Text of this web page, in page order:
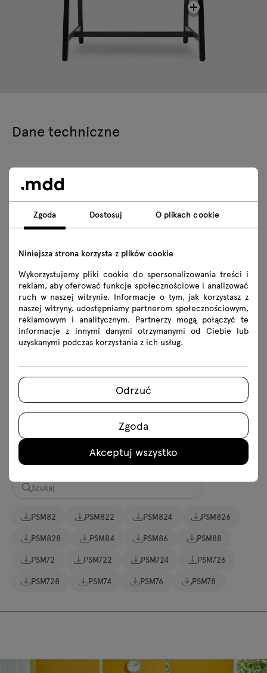
Dane techniczne
Specyfikacja techniczna
Wykończenia
Do pobrania
Pobierz
Lookbook Zdjęcia Zasady użytkowania
Pobierz modele 3D wszystkich symboli z kolekcji
Instrukcje montażu
PSM82 PSM822 PSM824
PSM826
PSM828
PSM84 PSM86
PSM88
PSM72
PSM722 PSM724
PSM726
PSM728
PSM74 PSM76 PSM78
Zgoda Dostosuj O plikach cookie
Niniejsza strona korzysta z plików cookie
Wykorzystujemy pliki cookie do spersonalizowania treści i
reklam, aby oferować funkcje społecznościowe i analizować
ruch w naszej witrynie. Informacje o tym, jak korzystasz z
naszej witryny, udostępniamy partnerom społecznościowym,
reklamowym i analitycznym. Partnerzy mogą połączyć te
informacje z innymi danymi otrzymanymi od Ciebie lub
uzyskanymi podczas korzystania z ich usług.
Odrzuć
Zgoda
Akceptuj wszystko